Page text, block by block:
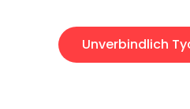
Unverbindlich